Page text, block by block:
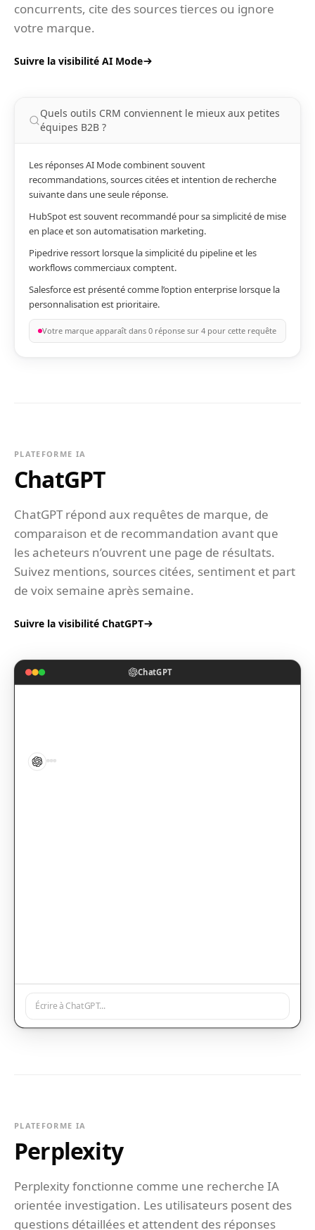
concurrents, cite des sources tierces ou ignore
votre marque.
Suivre la visibilité AI Mode
Quels outils CRM conviennent le mieux aux petites
équipes B2B ?
Les réponses AI Mode combinent souvent
recommandations, sources citées et intention de recherche
suivante dans une seule réponse.
HubSpot est souvent recommandé pour sa simplicité de mise
en place et son automatisation marketing.
Pipedrive ressort lorsque la simplicité du pipeline et les
workflows commerciaux comptent.
Salesforce est présenté comme l’option enterprise lorsque la
personnalisation est prioritaire.
Votre marque apparaît dans 0 réponse sur 4 pour cette requête
PLATEFORME IA
ChatGPT
ChatGPT répond aux requêtes de marque, de
comparaison et de recommandation avant que
les acheteurs n’ouvrent une page de résultats.
Suivez mentions, sources citées, sentiment et part
de voix semaine après semaine.
Suivre la visibilité ChatGPT
ChatGPT
Écrire à ChatGPT...
PLATEFORME IA
Perplexity
Perplexity fonctionne comme une recherche IA
orientée investigation. Les utilisateurs posent des
questions détaillées et attendent des réponses